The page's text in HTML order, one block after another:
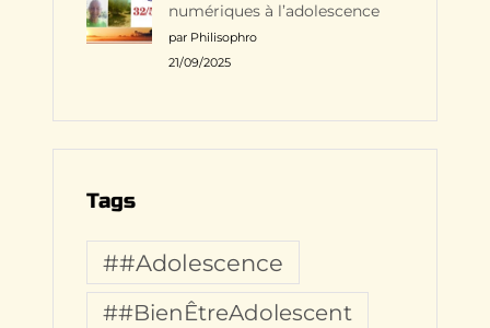
numériques à l’adolescence
par Philisophro
21/09/2025
Tags
##Adolescence
##BienÊtreAdolescent